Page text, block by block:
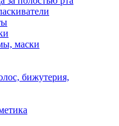
маски
бижутерия,